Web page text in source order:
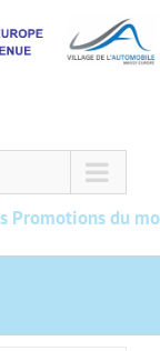
du mois !